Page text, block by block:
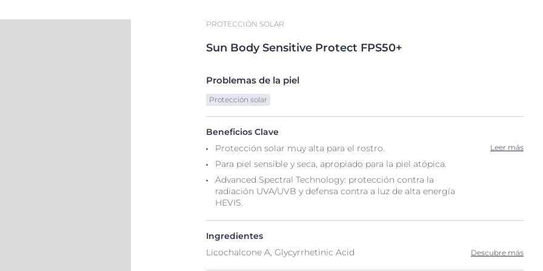
PROTECCIÓN SOLAR
Sun BodySensitive Protect FPS50+
Problemas de la piel
Protección solar
Beneficios Clave
Protección solar muy alta para el rostro.
Para piel sensible y seca, apropiado para la piel atópica.
Advanced Spectral Technology: protección contra la
radiación UVA/UVB y defensa contra a luz de alta energía
HEVIS.
Leer más
Ingredientes
Licochalcone A, Glycyrrhetinic Acid
Descubre más